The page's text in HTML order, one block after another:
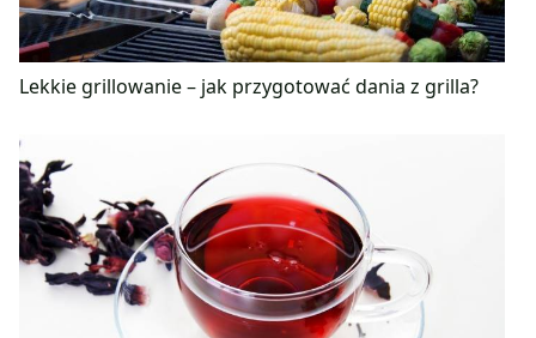
Lekkie grillowanie – jak przygotować dania z grilla?